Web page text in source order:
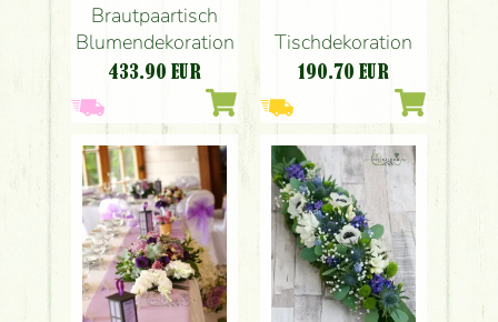
Brautpaartisch
Blumendekoration
433.90 EUR
Tischdekoration
190.70 EUR